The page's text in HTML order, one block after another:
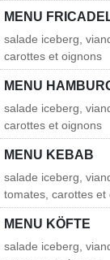
MENU
salade iceberg,
carottes et oignons
MENU
salade iceberg,
carottes et oignons
MENU KEBAB
salade iceberg,
tomates, carottes et
MENU KÖFTE
salade iceberg,